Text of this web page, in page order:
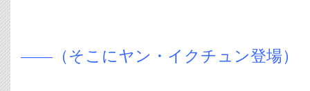
――（そこにヤン・イクチュン登場）